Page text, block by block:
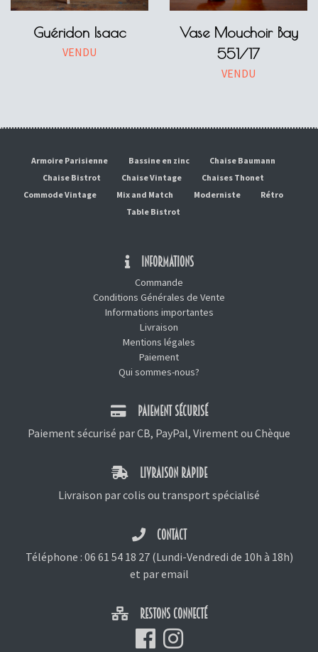
Guéridon Isaac
VENDU
Vase Mouchoir Bay
551/17
VENDU
Armoire Parisienne Bassine en zinc
Chaise Baumann
Chaise Bistrot
Chaise Vintage
Chaises Thonet
Commode Vintage
Mix and Match Moderniste
Rétro
Table Bistrot
INFORMATIONS
Commande
Conditions Générales de Vente
Informations importantes
Livraison
Mentions légales
Paiement
Qui sommes-nous?
PAIEMENT SÉCURISÉ
Paiement sécurisé par CB, PayPal, Virement ou Chèque
LIVRAISON RAPIDE
Livraison par colis ou transport spécialisé
CONTACT
Téléphone : 06 61 54 18 27(Lundi-Vendredi de 10h à 18h)
et par email
RESTONS CONNECTÉ